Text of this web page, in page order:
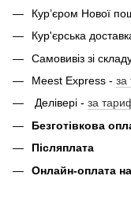
Кур’єром Нової
Кур'єрська
Самовивіз зі
Meest Express - за
Делівері - за
Безготівкова
Післяплата
Онлайн-оплата на